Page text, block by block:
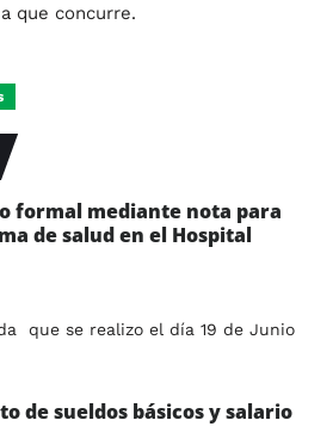
que concurre.
formal mediante nota para
de salud en el Hospital
que se realizo el día 19 de Junio
de sueldos básicos y salario